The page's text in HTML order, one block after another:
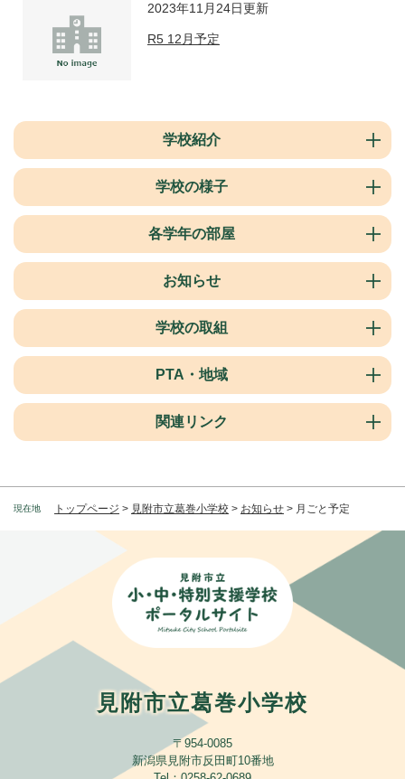
2023年11月24日更新
R5 12月予定
学校紹介
学校の様子
各学年の部屋
お知らせ
学校の取組
PTA・地域
関連リンク
現在地 トップページ > 見附市立葛巻小学校 > お知らせ > 月ごと予定
見附市立葛巻小学校
〒954-0085
新潟県見附市反田町10番地